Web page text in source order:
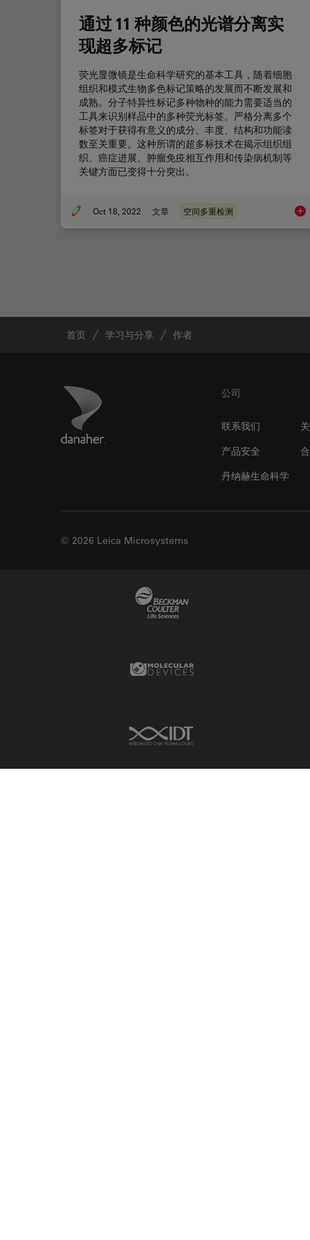
通过 11 种颜色的光谱分离实
现超多标记
荧光显微镜是生命科学研究的基本工具，随着细胞
组织和模式生物多色标记策略的发展而不断发展和
成熟。分子特异性标记多种物种的能力需要适当的
工具来识别样品中的多种荧光标签。严格分离多个
标签对于获得有意义的成分、丰度、结构和功能读
数至关重要。这种所谓的超多标技术在揭示组织组
织、癌症进展、肿瘤免疫相互作用和传染病机制等
关键方面已变得十分突出。
Oct 18, 2022 文章 空间多重检测 通
首页 学习与分享 作者
Danaher Logo 公司
联系我们
产品安全
丹纳赫生命科学
© 2026 Leica Microsystems
Molecular Devices Link
IDT Link